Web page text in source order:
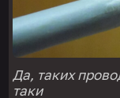
Да, таких
таки